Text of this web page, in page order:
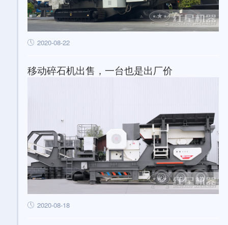
2020-08-22
移动碎石机出售，一台也是出厂价
2020-08-18